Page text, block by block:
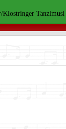
Klostringer Tanzlmusi